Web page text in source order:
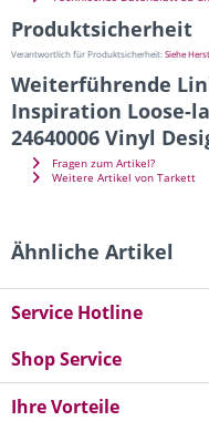
Produktsicherheit
Verantwortlich für Produktsicherheit:Siehe
Weiterführende
Inspiration Loose-
24640006 Vinyl
Fragen zum Artikel?
Weitere Artikel von Tarkett
Ähnliche Artikel
Service Hotline
Shop Service
Ihre Vorteile